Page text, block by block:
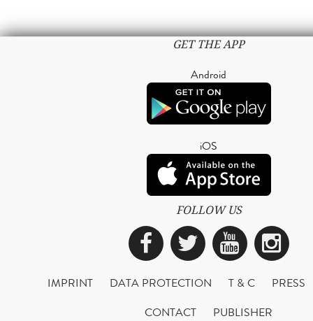
GET THE APP
Android
iOS
FOLLOW US
Facebook
Twitter
IMPRINT DATA PROTECTION T & C
PRESS
CONTACT
PUBLISHER